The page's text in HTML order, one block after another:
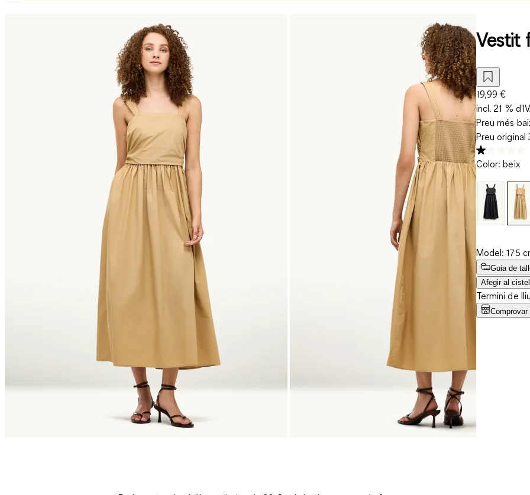
Vestit
19,99 €
incl. 21 %
Preu més
Preu original
Color: beix
Model: 175
Guia de
Afegir al cistell
Termini de